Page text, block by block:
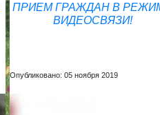
ПРИЕМ ГРАЖДАН В
ВИДЕОСВЯЗИ!
Опубликовано: 05 ноября 2019